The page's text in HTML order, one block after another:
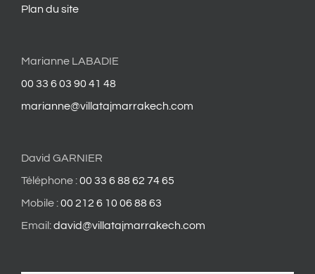
Plan du site
Marianne LABADIE
00 33 6 03 90 41 48
marianne@villatajmarrakech.com
David GARNIER
Téléphone :00 33 6 88 62 74 65
Mobile :00 212 6 10 06 88 63
Email:david@villatajmarrakech.com